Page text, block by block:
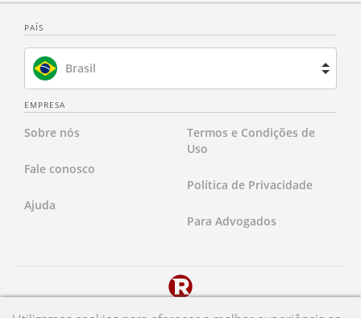
PAÍS
Brasil
França
Holanda
EMPRESA
Sobre nós
Fale conosco
Ajuda
Termos e Condições de
Uso
Política de Privacidade
Para Advogados
Copyright 2024 Rocket Lawyer Latin America Ltda. A Rocket Lawyer